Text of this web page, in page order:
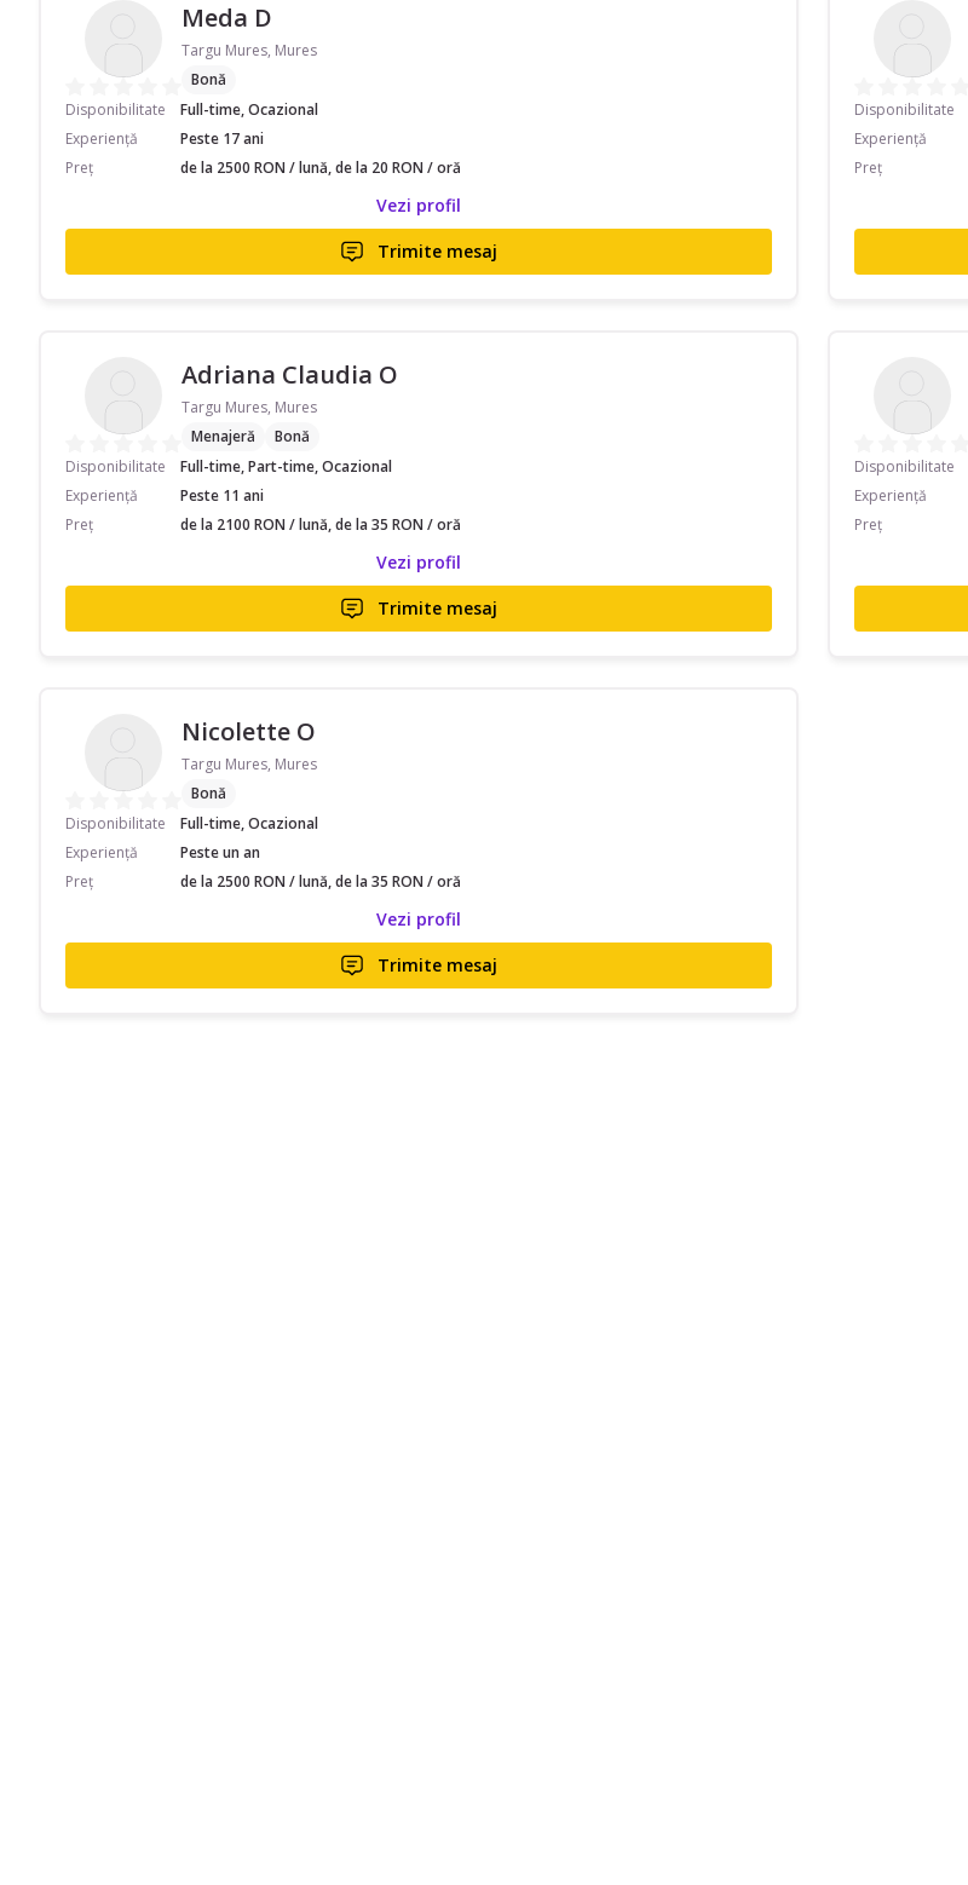
Meda D
Targu Mures, Mures
Bonă
Disponibilitate
Full-time, Ocazional
Experiență
Peste 17 ani
Preț
de la 2500 RON / lună, de la 20 RON / oră
Vezi profil
Trimite mesaj
Disponibilitate
Experiență
Preț
Adriana Claudia O
Targu Mures, Mures
Menajeră
Bonă
Disponibilitate
Full-time, Part-time, Ocazional
Experiență
Peste 11 ani
Preț
de la 2100 RON / lună, de la 35 RON / oră
Vezi profil
Trimite mesaj
Disponibilitate
Experiență
Preț
Nicolette O
Targu Mures, Mures
Bonă
Disponibilitate
Full-time, Ocazional
Experiență
Peste un an
Preț
de la 2500 RON / lună, de la 35 RON / oră
Vezi profil
Trimite mesaj